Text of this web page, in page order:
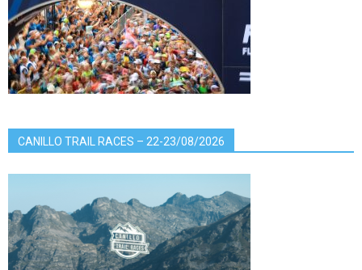
CANILLO TRAIL RACES – 22-23/08/2026